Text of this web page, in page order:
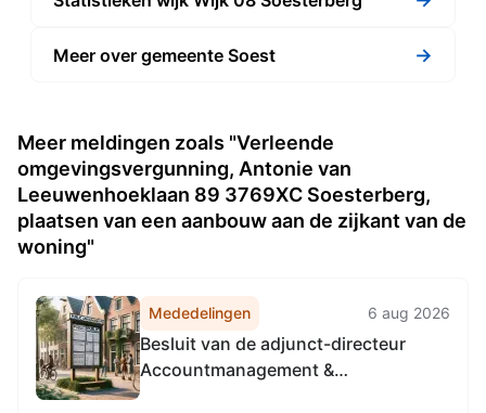
Meer over gemeente Soest →
Meer meldingen zoals "Verleende
omgevingsvergunning, Antonie van
Leeuwenhoeklaan 89 3769XC Soesterberg,
plaatsen van een aanbouw aan de zijkant van de
woning"
Mededelingen 6 aug 2026
Besluit van de adjunct-directeur
Accountmanagement &